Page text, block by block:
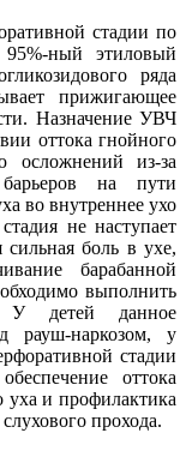
стадии по
ный этиловый
ряда
прижигающее
Назначение УВЧ
оттока гнойного
осложнений из-за
барьеров на пути
во внутреннее ухо
не наступает
сильная боль в ухе,
барабанной
выполнить
У детей данное
рауш-наркозом, у
стадии
оттока
уха и профилактика
прохода.